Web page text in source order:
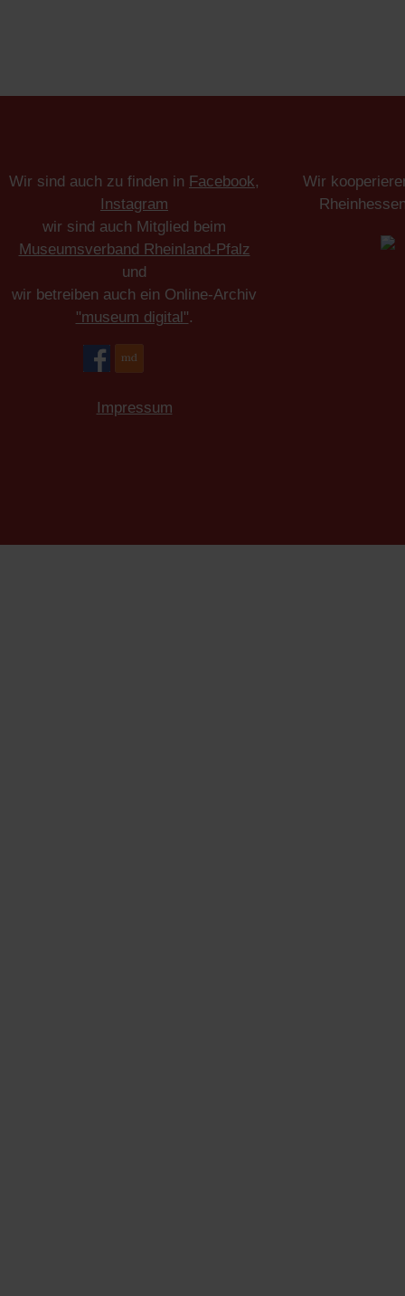
Wir sind auch zu finden in Facebook,
Instagram
wir sind auch Mitglied beim
Museumsverband Rheinland-Pfalz
und
wir betreiben auch ein Online-Archiv
"museum digital".
Impressum
Wir